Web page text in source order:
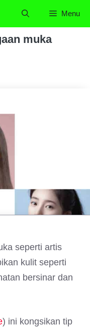
Menu
muka
seperti artis
kulit seperti
bersinar dan
) ini kongsikan tip